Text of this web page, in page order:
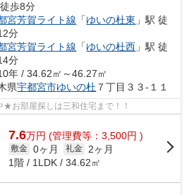
歩8分
宮芳賀ライト線 「ゆいの杜東 」駅 徒
分
宮芳賀ライト線 「ゆいの杜西 」駅 徒
分
年 / 34.62㎡～46.27㎡
県宇都宮市ゆいの杜 ７丁目３３-１１
お部屋探しは三和住宅まで！！
7.6万円 (管理費等：3,500円 )
敷金 0ヶ月 礼金
2ヶ月
1階 / 1LDK / 34.62㎡